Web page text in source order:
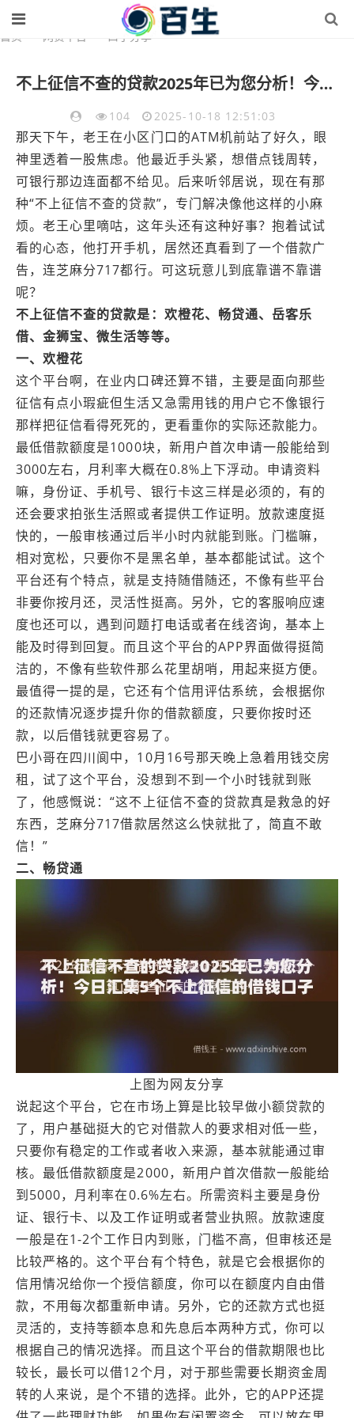
首页 网贷平台 口子分享
不上征信不查的贷款2025年已为您分析！今日汇集5个不上征信的借钱口子
104 2025-10-18 12:51:03
那天下午，老王在小区门口的ATM机前站了好久，眼
神里透着一股焦虑。他最近手头紧，想借点钱周转，
可银行那边连面都不给见。后来听邻居说，现在有那
种“不上征信不查的贷款”，专门解决像他这样的小麻
烦。老王心里嘀咕，这年头还有这种好事？抱着试试
看的心态，他打开手机，居然还真看到了一个借款广
告，连芝麻分717都行。可这玩意儿到底靠谱不靠谱
呢？
不上征信不查的贷款是：欢橙花、畅贷通、岳客乐
借、金狮宝、‌微生活等等。
一、欢橙花
这个平台啊，在业内口碑还算不错，主要是面向那些
征信有点小瑕疵但生活又急需用钱的用户它不像银行
那样把征信看得死死的，更看重你的实际还款能力。
最低借款额度是1000块，新用户首次申请一般能给到
3000左右，月利率大概在0.8%上下浮动。申请资料
嘛，身份证、手机号、银行卡这三样是必须的，有的
还会要求拍张生活照或者提供工作证明。放款速度挺
快的，一般审核通过后半小时内就能到账。门槛嘛，
相对宽松，只要你不是黑名单，基本都能试试。这个
平台还有个特点，就是支持随借随还，不像有些平台
非要你按月还，灵活性挺高。另外，它的客服响应速
度也还可以，遇到问题打电话或者在线咨询，基本上
能及时得到回复。而且这个平台的APP界面做得挺简
洁的，不像有些软件那么花里胡哨，用起来挺方便。
最值得一提的是，它还有个信用评估系统，会根据你
的还款情况逐步提升你的借款额度，只要你按时还
款，以后借钱就更容易了。
巴小哥在四川‌阆中，10月16号那天晚上急着用钱交房
租，试了这个平台，没想到不到一个小时钱就到账
了，他感慨说：“这不上征信不查的贷款真是救急的好
东西，芝麻分717借款居然这么快就批了，简直不敢
信！”
二、畅贷通
上图为网友分享
说起这个平台，它在市场上算是比较早做小额贷款的
了，用户基础挺大的它对借款人的要求相对低一些，
只要你有稳定的工作或者收入来源，基本就能通过审
核。最低借款额度是2000，新用户首次借款一般能给
到5000，月利率在0.6%左右。所需资料主要是身份
证、银行卡、以及工作证明或者营业执照。放款速度
一般是在1-2个工作日内到账，门槛不高，但审核还是
比较严格的。这个平台有个特色，就是它会根据你的
信用情况给你一个授信额度，你可以在额度内自由借
款，不用每次都重新申请。另外，它的还款方式也挺
灵活的，支持等额本息和先息后本两种方式，你可以
根据自己的情况选择。而且这个平台的借款期限也比
较长，最长可以借12个月，对于那些需要长期资金周
转的人来说，是个不错的选择。此外，它的APP还提